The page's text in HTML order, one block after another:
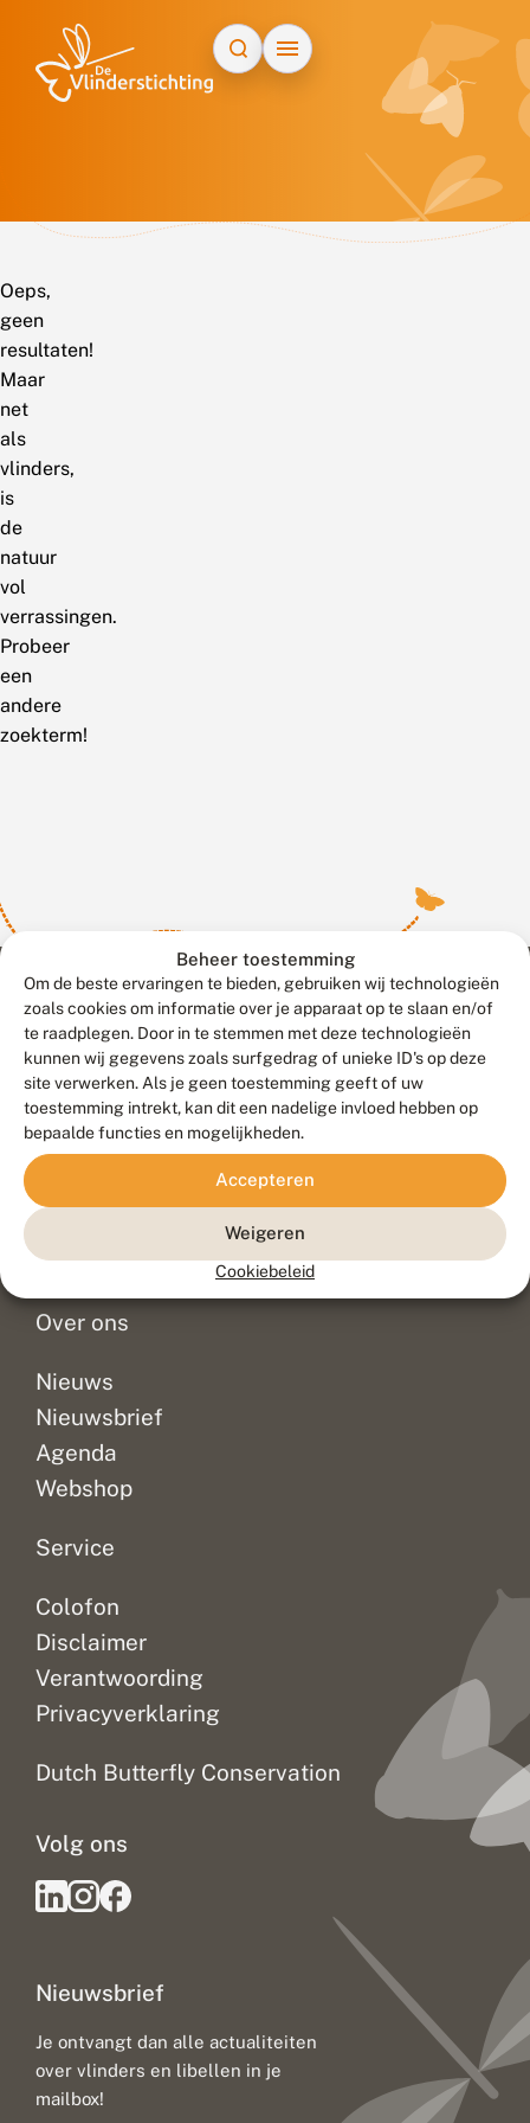
Beheer toestemming
Om de beste ervaringen te bieden, gebruiken wij technologieën
zoals cookies om informatie over je apparaat op te slaan en/of
te raadplegen. Door in te stemmen met deze technologieën
kunnen wij gegevens zoals surfgedrag of unieke ID's op deze
site verwerken. Als je geen toestemming geeft of uw
toestemming intrekt, kan dit een nadelige invloed hebben op
bepaalde functies en mogelijkheden.
Accepteren
Weigeren
Cookiebeleid
Oeps,
geen
resultaten!
Maar
net
als
vlinders,
is
de
natuur
vol
verrassingen.
Probeer
een
andere
zoekterm!
Contact
Veelgestelde vragen
Doneer
Over ons
Nieuws
Nieuwsbrief
Agenda
Webshop
Service
Colofon
Disclaimer
Verantwoording
Privacyverklaring
Dutch Butterfly Conservation
Nieuwsbrief
Je ontvangt dan alle actualiteiten
over vlinders en libellen in je
mailbox!
Volg ons
Meld waarnemingen© 2026 Vlinderstichting
Duurzaam ontwikkeld door
Go2People
, ontworpen door
Blue Field Agency
Privacy
Disclaimer
Sitemap